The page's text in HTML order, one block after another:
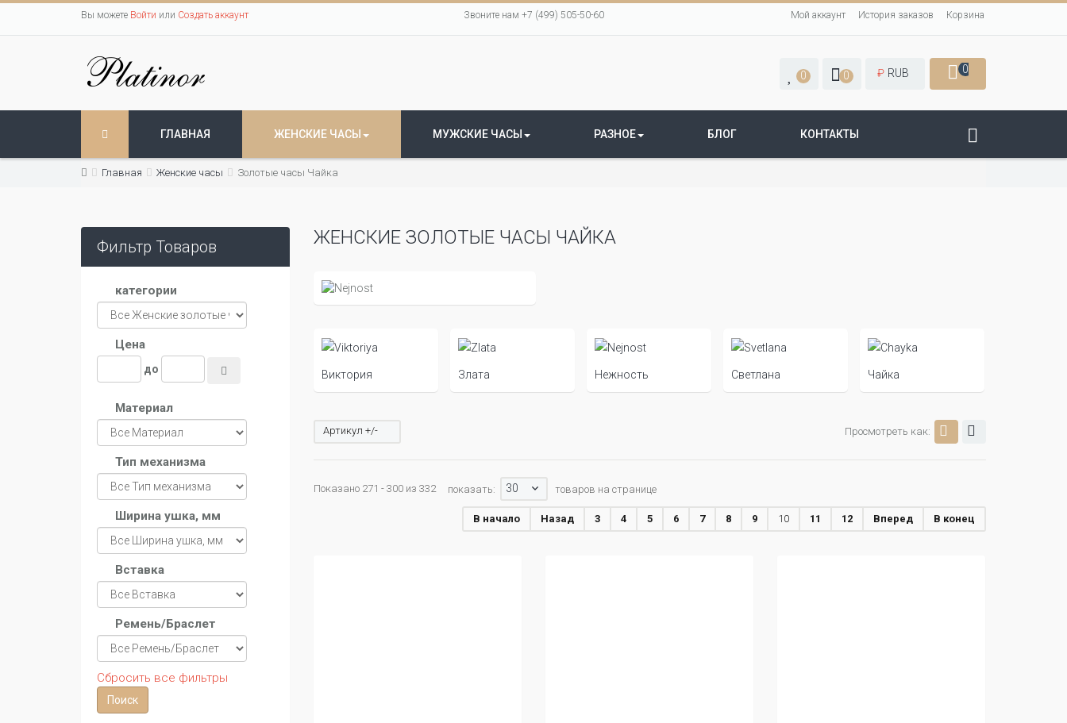
Вы можете Войти или Создать аккаунт Звоните нам +7 (499) 505-50-60 Мой аккаунт История заказов Корзина
0 0 ₽ RUB 0
ГЛАВНАЯ ЖЕНСКИЕ ЧАСЫ МУЖСКИЕ ЧАСЫ РАЗНОЕ БЛОГ КОНТАКТЫ
Главная Женские часы Золотые часы Чайка
Фильтр Товаров
категории
Цена
до
Материал
Тип механизма
Ширина ушка, мм
Вставка
Ремень/Браслет
Сбросить все фильтры
ЖЕНСКИЕ ЗОЛОТЫЕ ЧАСЫ ЧАЙКА
Виктория Злата Нежность Светлана Чайка
Просмотреть как:
Артикул +/-
Показано 271 - 300 из 332 показать: 30 товаров на странице
В начало Назад 3 4 5 6 7 8 9 10 11 12 Вперед В конец